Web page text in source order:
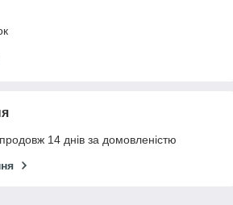
14 днів за домовленістю